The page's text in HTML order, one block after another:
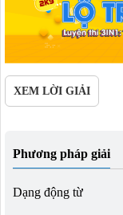
XEM LỜI GIẢI
Phương pháp giải
Dạng động từ